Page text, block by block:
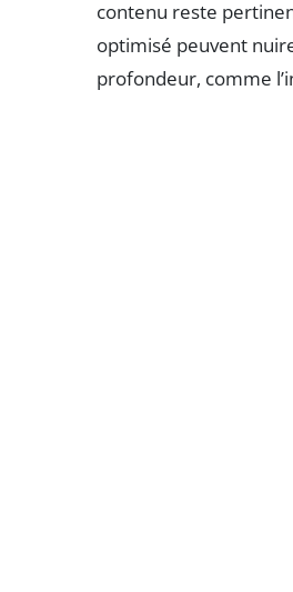
contenu reste
optimisé peuvent
profondeur, comme